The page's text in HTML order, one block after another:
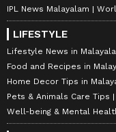
IPL News Malayalam
LIFESTYLE
Lifestyle News in
Food and Recipes in
Home Decor Tips in
Pets & Animals Care Tips
Well-being & Mental